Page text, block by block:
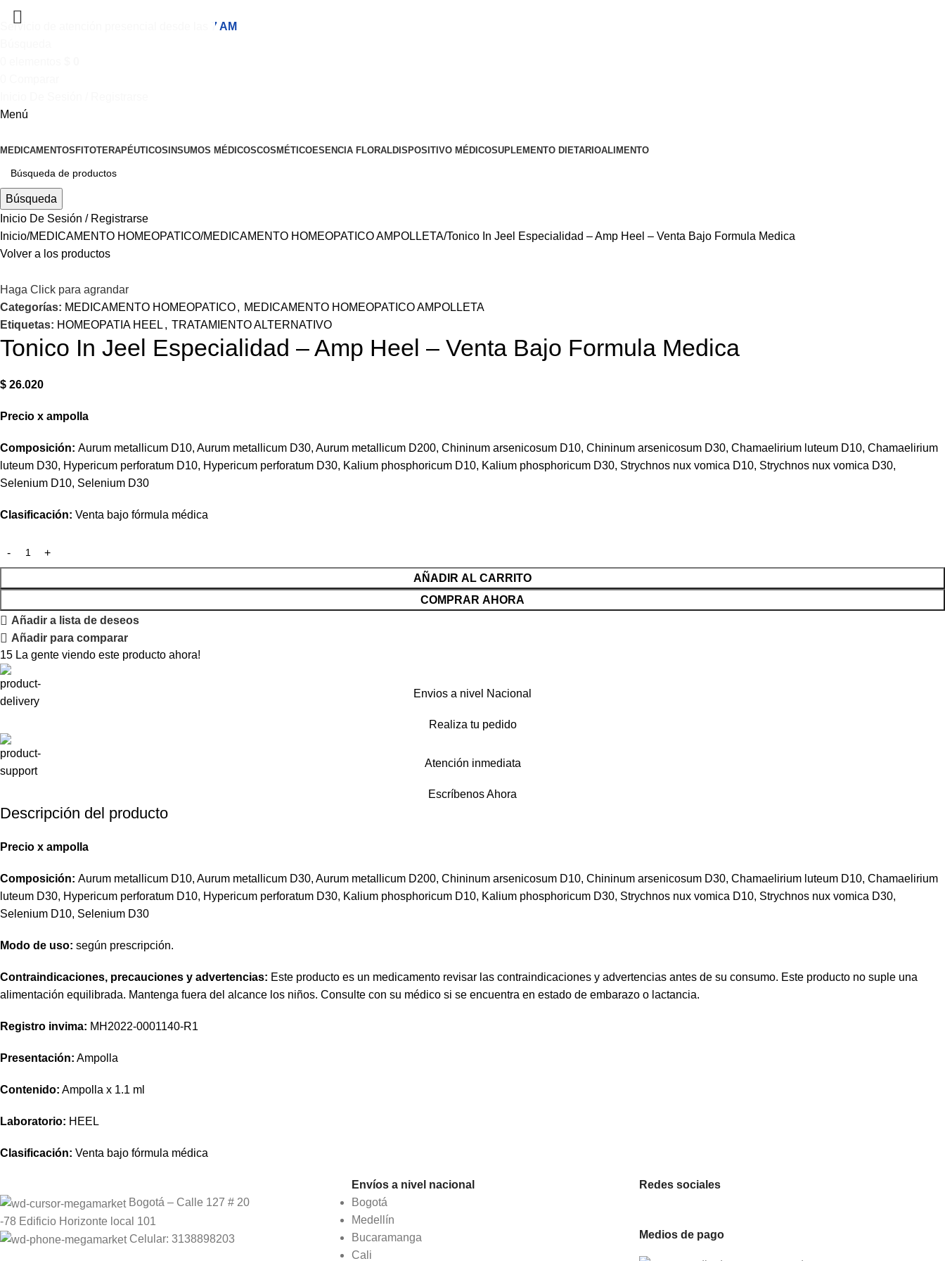
Servicio de atención presencial desde las
7 AM
Menú
MEDICAMENTOS FITOTERAPÉUTICOS INSUMOS MÉDICOSCOSMÉTICOESENCIA FLORALDISPOSITIVO MÉDICOSUPLEMENTO DIETARIOALIMENTO
Búsqueda
Inicio De Sesión / Registrarse
Inicio MEDICAMENTO HOMEOPATICO MEDICAMENTO HOMEOPATICO AMPOLLETA Tonico In Jeel Especialidad – Amp Heel – Venta Bajo Formula Medica
Volver a los productos
Haga Click para agrandar
Categorías: MEDICAMENTO HOMEOPATICO, MEDICAMENTO HOMEOPATICO AMPOLLETA
Etiquetas: HOMEOPATIA HEEL , TRATAMIENTO ALTERNATIVO
Tonico In Jeel Especialidad – Amp Heel – Venta Bajo Formula Medica
$ 26.020
Precio x ampolla
Composición: Aurum metallicum D10, Aurum metallicum D30, Aurum metallicum D200, Chininum arsenicosum D10, Chininum arsenicosum D30, Chamaelirium luteum D10, Chamaelirium
luteum D30, Hypericum perforatum D10, Hypericum perforatum D30, Kalium phosphoricum D10, Kalium phosphoricum D30, Strychnos nux vomica D10, Strychnos nux vomica D30,
Selenium D10, Selenium D30
Clasificación: Venta bajo fórmula médica
AÑADIR AL CARRITO
COMPRAR AHORA
Añadir a lista de deseos
Añadir para comparar
15 La gente viendo este producto ahora!
Envios a nivel Nacional
Realiza tu pedido
Atención inmediata
Escríbenos Ahora
Descripción del producto
Precio x ampolla
Composición: Aurum metallicum D10, Aurum metallicum D30, Aurum metallicum D200, Chininum arsenicosum D10, Chininum arsenicosum D30, Chamaelirium luteum D10, Chamaelirium
luteum D30, Hypericum perforatum D10, Hypericum perforatum D30, Kalium phosphoricum D10, Kalium phosphoricum D30, Strychnos nux vomica D10, Strychnos nux vomica D30,
Selenium D10, Selenium D30
Modo de uso: según prescripción.
Contraindicaciones, precauciones y advertencias: Este producto es un medicamento revisar las contraindicaciones y advertencias antes de su consumo. Este producto no suple una
alimentación equilibrada. Mantenga fuera del alcance los niños. Consulte con su médico si se encuentra en estado de embarazo o lactancia.
Registro invima: MH2022-0001140-R1
Presentación: Ampolla
Contenido: Ampolla x 1.1 ml
Laboratorio: HEEL
Clasificación: Venta bajo fórmula médica
Bogotá – Calle 127 # 20
-78 Edificio Horizonte local 101
Celular: 3138898203
Envíos a nivel nacional
Bogotá
Medellín
Bucaramanga
Cali
Redes sociales
Medios de pago